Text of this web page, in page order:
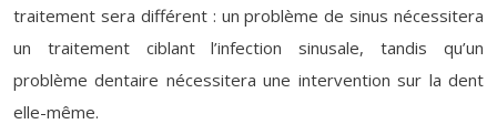
traitement sera différent : un problème de sinus nécessitera
un traitement ciblant l’infection sinusale, tandis qu’un
problème dentaire nécessitera une intervention sur la dent
elle-même.